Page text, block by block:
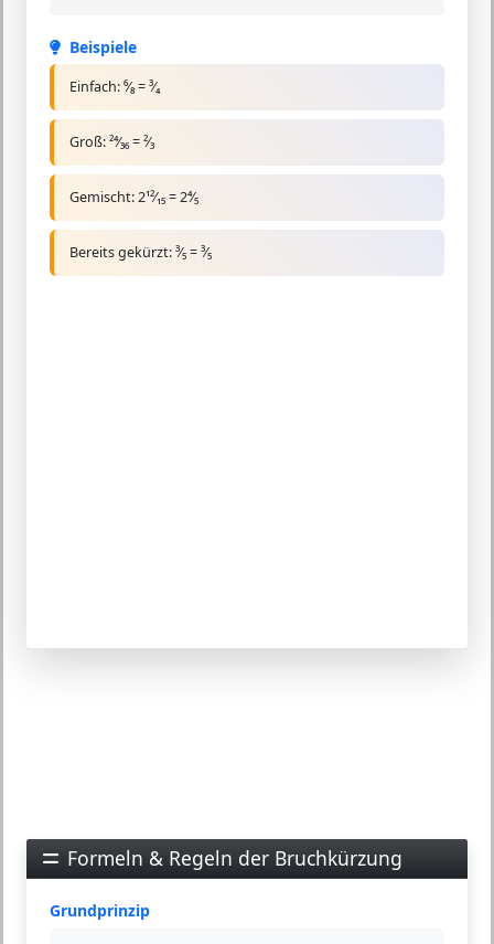
Beispiele
Einfach:⁶⁄₈ = ³⁄₄
Groß:²⁴⁄₃₆ = ²⁄₃
Gemischt:2¹²⁄₁₅ = 2⁴⁄₅
Bereits gekürzt:³⁄₅ = ³⁄₅
Formeln & Regeln der Bruchkürzung
Grundprinzip